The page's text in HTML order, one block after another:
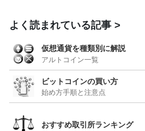
よく読まれている記事
仮想通貨を種類別に解説
アルトコイン一覧
ビットコインの買い方
始め方手順と注意点
おすすめ取引所ランキング